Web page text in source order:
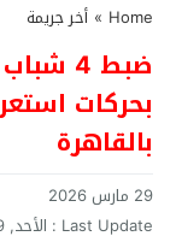
Home
» أخر جريمة
ضبط 4
بحركات
بالقاهرة
29 مارس 2026
Last Update : الأحد, 29 مارس, 2026 - 10:26 مساءً